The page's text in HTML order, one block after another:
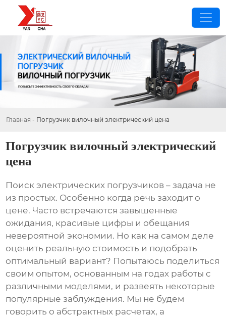
Главная - Погрузчик вилочный электрический цена
Погрузчик вилочный электрический
цена
Поискэлектрических погрузчиков – задача не
из простых. Особенно когда речь заходит о
цене. Часто встречаются завышенные
ожидания, красивые цифры и обещания
невероятной экономии. Но как на самом деле
оценить реальную стоимость и подобрать
оптимальный вариант? Попытаюсь поделиться
своим опытом, основанным на годах работы с
различными моделями, и развеять некоторые
популярные заблуждения. Мы не будем
говорить о абстрактных расчетах, а